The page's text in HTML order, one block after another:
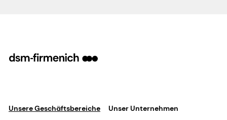
Unsere Geschäftsbereiche Unser Unternehmen